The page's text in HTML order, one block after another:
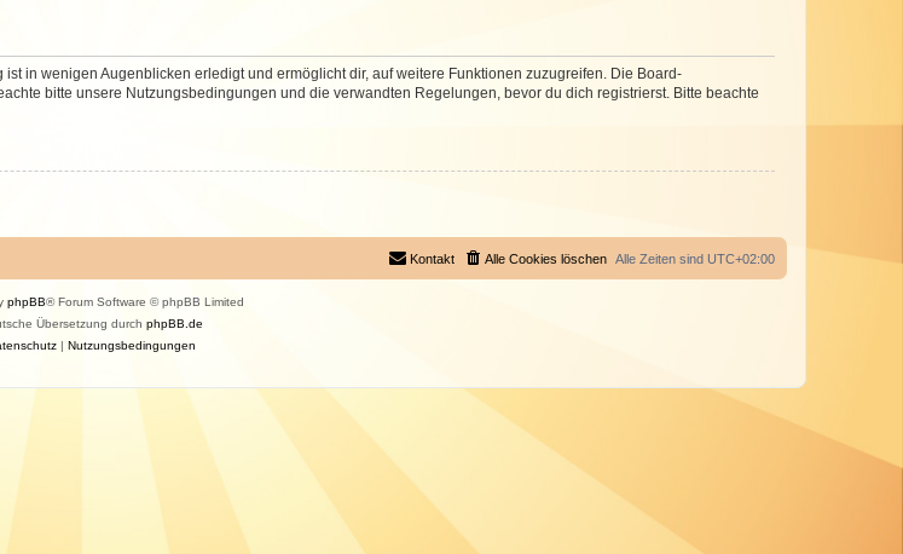
in wenigen Augenblicken erledigt und ermöglicht dir, auf weitere Funktionen zuzugreifen. Die Board-
bitte unsere Nutzungsbedingungen und die verwandten Regelungen, bevor du dich registrierst. Bitte beachte
Alle Zeiten sind UTC+02:00
Alle Cookies löschen
Kontakt
phpBB® Forum Software © phpBB Limited
Übersetzung durch phpBB.de
| Nutzungsbedingungen